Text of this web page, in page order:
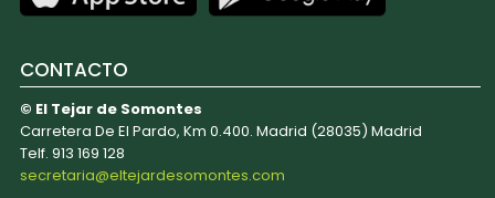
CONTACTO
© El Tejar de Somontes
Carretera De El Pardo, Km 0.400. Madrid (28035) Madrid
Telf. 913 169 128
secretaria@eltejardesomontes.com